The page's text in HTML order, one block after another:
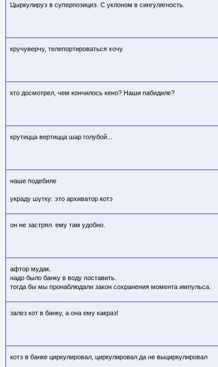
Цыркулируэ в суперпозициэ. С уклоном в сингуляrность.
кручуверчу, телепортироваться хочу
кто досмотрел, чем кончилось кено? Наши пабидиле?
крутицца вертицца шар голубой...
наше подебиле
украду шутку: это архиватор котэ
он не застрял. ему там удобно.
афтор мудак.
надо было банку в воду поставить.
тогда бы мы пронаблюдали закон сохранения момента импульса.
залез кот в банку, а она ему какраз!
котэ в банке циркулировал, циркулировал да не выциркулировал